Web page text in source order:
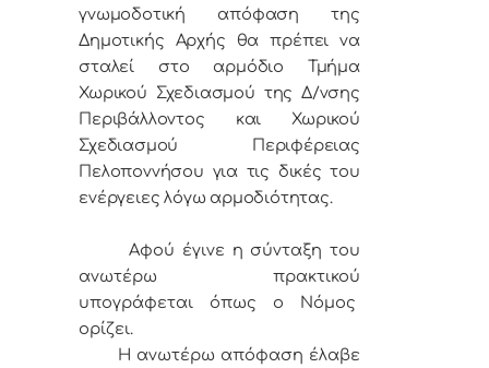
γνωμοδοτική απόφαση της
Δημοτικής Αρχής θα πρέπει να
σταλεί στο αρμόδιο Τμήμα
Χωρικού Σχεδιασμού της Δ/νσης
Περιβάλλοντος και Χωρικού
Σχεδιασμού Περιφέρειας
Πελοποννήσου για τις δικές του
ενέργειες λόγω αρμοδιότητας.
Αφού έγινε η σύνταξη του
ανωτέρω πρακτικού
υπογράφεται όπως ο Νόμος
ορίζει.
Η ανωτέρω απόφαση έλαβε